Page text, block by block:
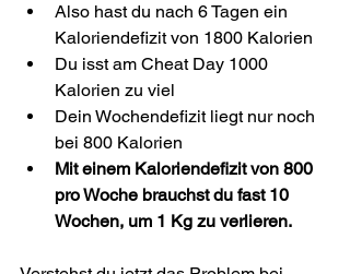
Also hast du nach 6 Tagen ein
Kaloriendefizit von 1800 Kalorien
Du isst am Cheat Day 1000
Kalorien zu viel
Dein Wochendefizit liegt nur noch
bei 800 Kalorien
Mit einem Kaloriendefizit von 800
pro Woche brauchst du fast 10
Wochen, um 1 Kg zu verlieren.